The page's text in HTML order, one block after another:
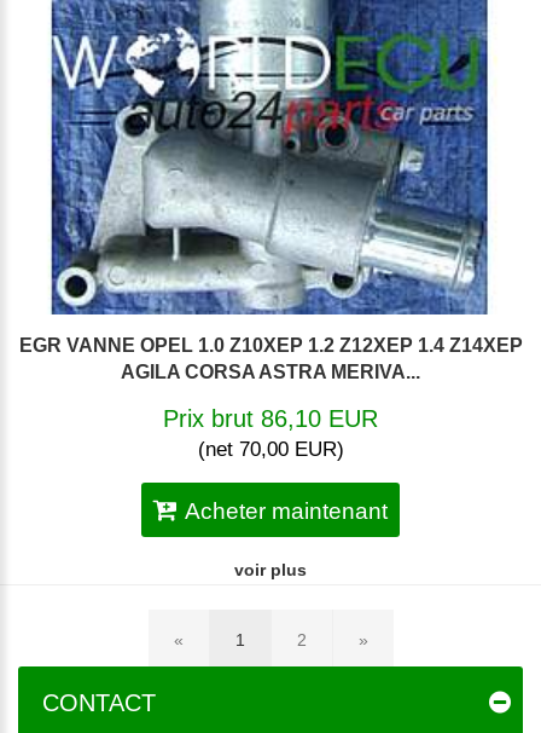
EGR VANNE OPEL 1.0 Z10XEP 1.2 Z12XEP 1.4 Z14XEP
AGILA CORSA ASTRA MERIVA...
Prix brut 86,10 EUR
(net 70,00 EUR)
Acheter maintenant
voir plus
« 1 2 »
CONTACT